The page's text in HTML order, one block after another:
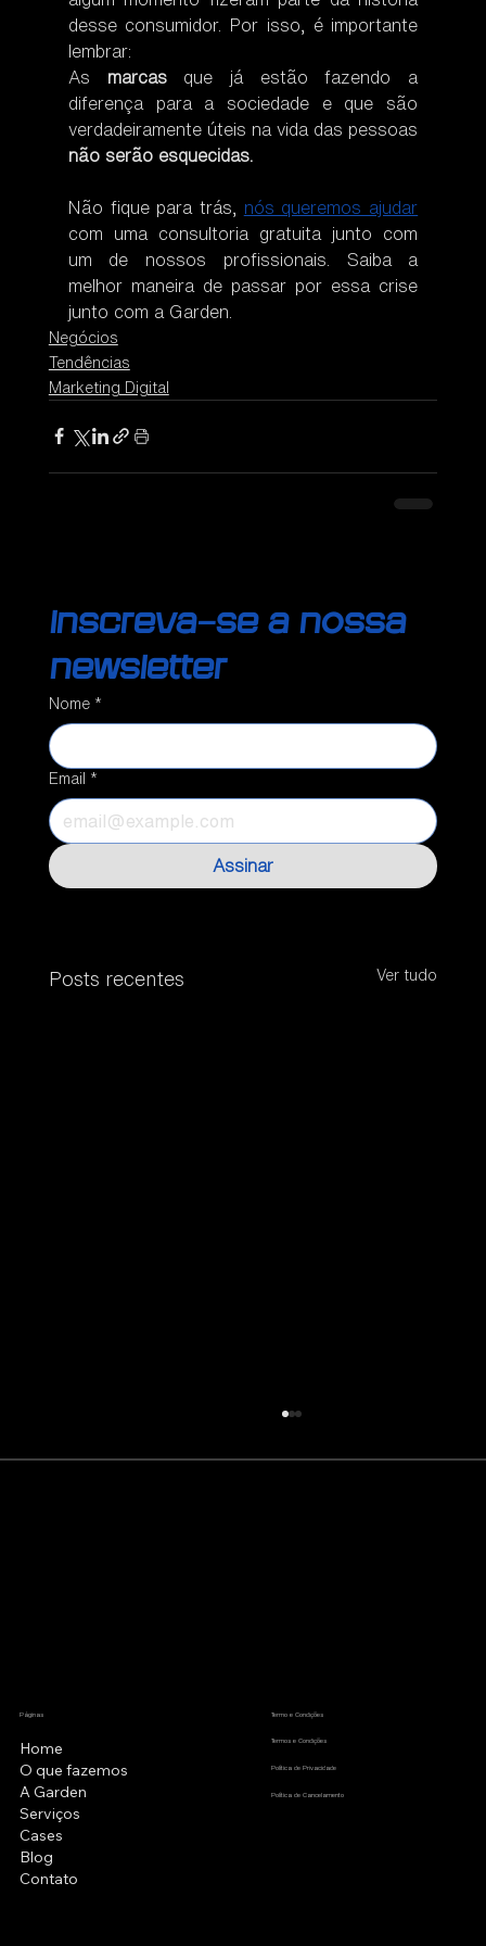
desse consumidor. Por isso, é importante
lembrar:
As marcas que já estão fazendo a
diferença para a sociedade e que são
não serão esquecidas.
Não fique para trás, nós queremos ajudar
com uma consultoria gratuita junto com
um de nossos profissionais. Saiba a
melhor maneira de passar por essa crise
junto com a Garden.
Negócios
Tendências
Marketing Digital
Inscreva-se a nossa
newsletter
Nome *
Email *
Assinar
Posts recentes Ver tudo
Páginas
Home
O que fazemos
A Garden
Serviços
Cases
Blog
Contato
Termo e Condições
Termos e Condições
Política de Privacidade
Política de Cancelamento